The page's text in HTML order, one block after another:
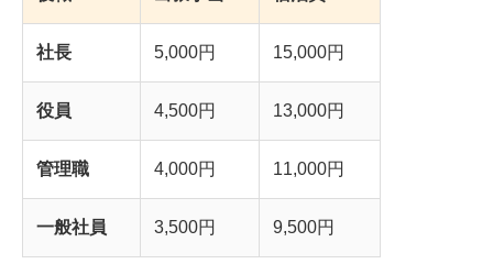
社長 5,000円 15,000円
役員 4,500円 13,000円
管理職 4,000円 11,000円
一般社員 3,500円 9,500円